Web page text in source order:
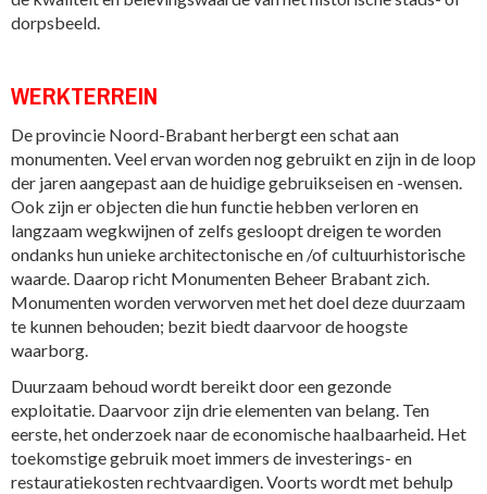
dorpsbeeld.
WERKTERREIN
De provincie Noord-Brabant herbergt een schat aan
monumenten. Veel ervan worden nog gebruikt en zijn in de loop
der jaren aangepast aan de huidige gebruikseisen en -wensen.
Ook zijn er objecten die hun functie hebben verloren en
langzaam wegkwijnen of zelfs gesloopt dreigen te worden
ondanks hun unieke architectonische en /of cultuurhistorische
waarde. Daarop richt Monumenten Beheer Brabant zich.
Monumenten worden verworven met het doel deze duurzaam
te kunnen behouden; bezit biedt daarvoor de hoogste
waarborg.
Duurzaam behoud wordt bereikt door een gezonde
exploitatie. Daarvoor zijn drie elementen van belang. Ten
eerste, het onderzoek naar de economische haalbaarheid. Het
toekomstige gebruik moet immers de investerings- en
restauratiekosten rechtvaardigen. Voorts wordt met behulp